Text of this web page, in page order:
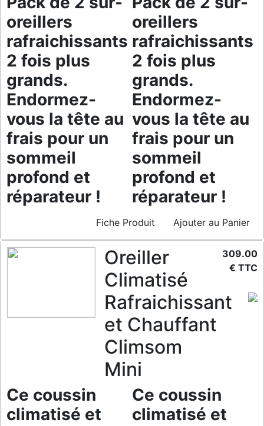
oreillers
rafraichissants
2 fois plus
grands.
Endormez-
vous la tête au
frais pour un
sommeil
profond et
réparateur !
oreillers
rafraichissants
2 fois plus
grands.
Endormez-
vous la tête au
frais pour un
sommeil
profond et
réparateur !
Fiche Produit Ajouter au Panier
Oreiller
Climatisé
Rafraichissant
et Chauffant
Climsom
Mini
Ce coussin
climatisé et
Ce coussin
climatisé et
309.00
€ TTC